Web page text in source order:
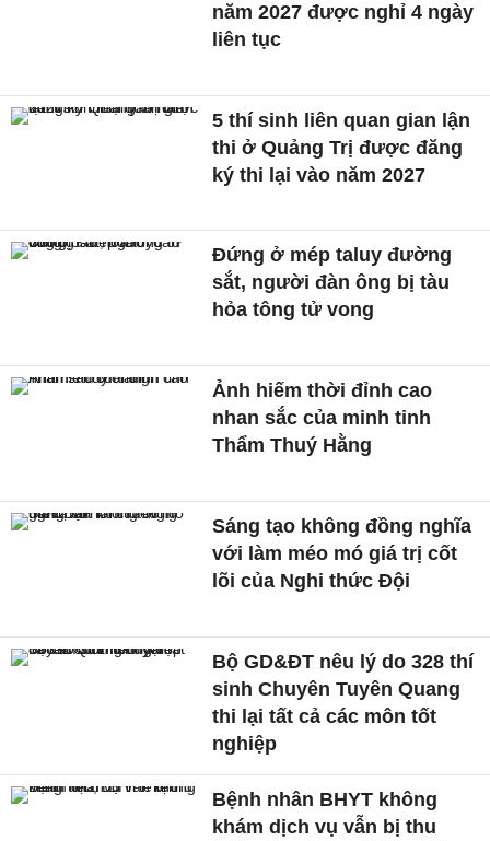
năm 2027 được nghỉ 4 ngày
liên tục
5 thí sinh liên quan gian lận
thi ở Quảng Trị được đăng
ký thi lại vào năm 2027
Đứng ở mép taluy đường
sắt, người đàn ông bị tàu
hỏa tông tử vong
Ảnh hiếm thời đỉnh cao
nhan sắc của minh tinh
Thẩm Thuý Hằng
Sáng tạo không đồng nghĩa
với làm méo mó giá trị cốt
lõi của Nghi thức Đội
Bộ GD&ĐT nêu lý do 328 thí
sinh Chuyên Tuyên Quang
thi lại tất cả các môn tốt
nghiệp
Bệnh nhân BHYT không
khám dịch vụ vẫn bị thu